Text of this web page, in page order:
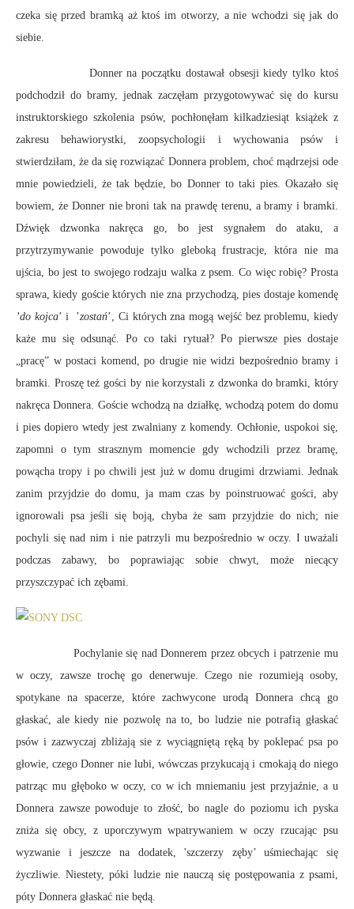
czeka się przed bramką aż ktoś im otworzy, a nie wchodzi się jak do
siebie.
Donner na początku dostawał obsesji kiedy tylko ktoś
podchodził do bramy, jednak zaczęłam przygotowywać się do kursu
instruktorskiego szkolenia psów, pochłonęłam kilkadziesiąt książek z
zakresu behawiorystki, zoopsychologii i wychowania psów i
stwierdziłam, że da się rozwiązać Donnera problem, choć mądrzejsi ode
mnie powiedzieli, że tak będzie, bo Donner to taki pies. Okazało się
bowiem, że Donner nie broni tak na prawdę terenu, a bramy i bramki.
Dźwięk dzwonka nakręca go, bo jest sygnałem do ataku, a
przytrzymywanie powoduje tylko gleboką frustracje, która nie ma
ujścia, bo jest to swojego rodzaju walka z psem. Co więc robię? Prosta
sprawa, kiedy goście których nie zna przychodzą, pies dostaje komendę
’do kojca’ i ’zostań’, Ci których zna mogą wejść bez problemu, kiedy
każe mu się odsunąć. Po co taki rytuał? Po pierwsze pies dostaje
„pracę” w postaci komend, po drugie nie widzi bezpośrednio bramy i
bramki. Proszę też gości by nie korzystali z dzwonka do bramki, który
nakręca Donnera. Goście wchodzą na działkę, wchodzą potem do domu
i pies dopiero wtedy jest zwalniany z komendy. Ochłonie, uspokoi się,
zapomni o tym strasznym momencie gdy wchodzili przez bramę,
powącha tropy i po chwili jest już w domu drugimi drzwiami. Jednak
zanim przyjdzie do domu, ja mam czas by poinstruować gości, aby
ignorowali psa jeśli się boją, chyba że sam przyjdzie do nich; nie
pochyli się nad nim i nie patrzyli mu bezpośrednio w oczy. I uważali
podczas zabawy, bo poprawiając sobie chwyt, może niecący
przyszczypać ich zębami.
Pochylanie się nad Donnerem przez obcych i patrzenie mu
w oczy, zawsze trochę go denerwuje. Czego nie rozumieją osoby,
spotykane na spacerze, które zachwycone urodą Donnera chcą go
głaskać, ale kiedy nie pozwolę na to, bo ludzie nie potrafią głaskać
psów i zazwyczaj zbliżają sie z wyciągniętą ręką by poklepać psa po
głowie, czego Donner nie lubi, wówczas przykucają i cmokają do niego
patrząc mu głęboko w oczy, co w ich mniemaniu jest przyjaźnie, a u
Donnera zawsze powoduje to złość, bo nagle do poziomu ich pyska
zniża się obcy, z uporczywym wpatrywaniem w oczy rzucając psu
wyzwanie i jeszcze na dodatek, 'szczerzy zęby’ uśmiechając się
życzliwie. Niestety, póki ludzie nie nauczą się postępowania z psami,
póty Donnera głaskać nie będą.